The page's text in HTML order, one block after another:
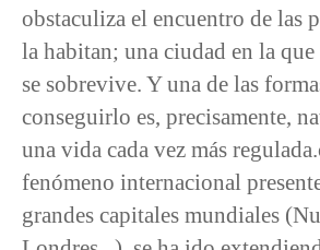
obstaculiza el encuentro de las
la habitan; una ciudad en la
se sobrevive. Y una de las
conseguirlo es, precisamente,
una vida cada vez más
fenómeno internacional
grandes capitales mundiales